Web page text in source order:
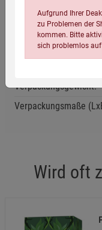
Eigenschaften
Verpackungsgewicht:
Verpackungsmaße
Wird oft
Aufgrund Ihrer
zu Problemen der
kommen. Bitte
sich problemlos auf
Notwendige